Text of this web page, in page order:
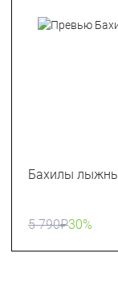
Бахилы
5 790₽30%